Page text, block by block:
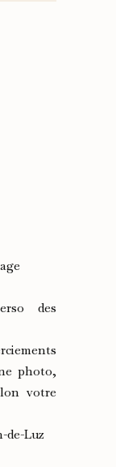
€
des
photo,
votre
de-Luz